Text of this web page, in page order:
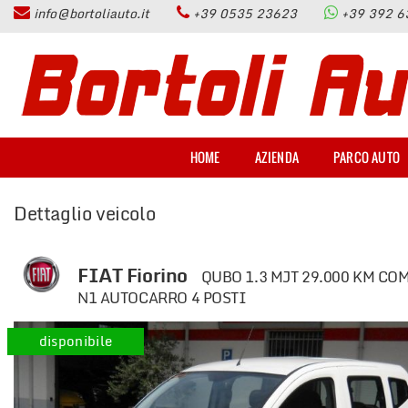
HOME
AZIENDA
SERVIZI
CONTATTI
RECENSIONI
info@bortoliauto.it +39 0535 23623 +39 392
HOME AZIENDA PARCO AUTO
Dettaglio veicolo
FIAT Fiorino
QUBO 1.3 MJT 29.000 KM
N1 AUTOCARRO 4 POSTI
disponibile
tue
preferenze
di
consenso
Il
pannello
consente
le
tue
preferenze
di
consenso
alle
di